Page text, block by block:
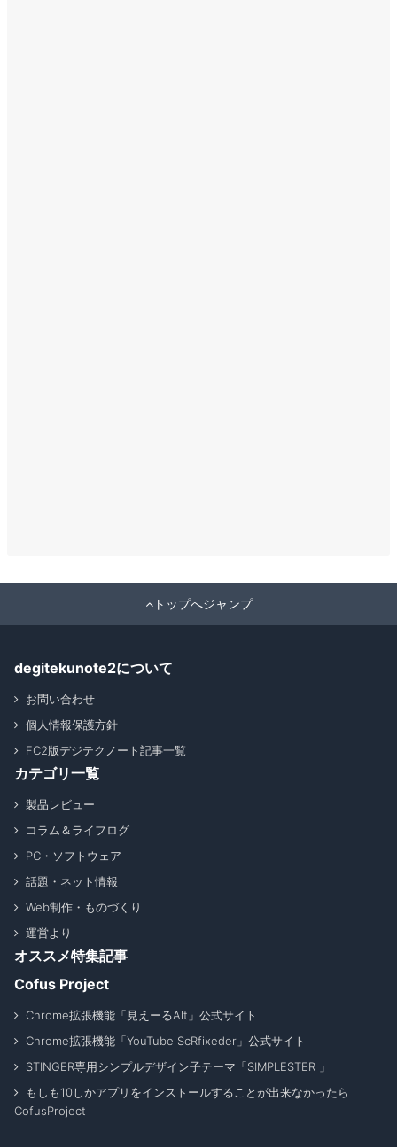
トップへジャンプ
degitekunote2について
お問い合わせ
個人情報保護方針
FC2版デジテクノート記事一覧
カテゴリ一覧
製品レビュー
コラム＆ライフログ
PC・ソフトウェア
話題・ネット情報
Web制作・ものづくり
運営より
オススメ特集記事
Cofus Project
Chrome拡張機能「見えーるAlt」公式サイト
Chrome拡張機能「YouTube ScRfixeder」公式サイト
STINGER専用シンプルデザイン子テーマ「SIMPLESTER 」
もしも10しかアプリをインストールすることが出来なかったら _
CofusProject